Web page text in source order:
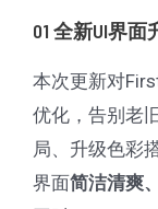
01 全新UI界
本次更新对
优化，告别老
局、升级色彩
界面简洁清爽
能
线，
解
锁
便